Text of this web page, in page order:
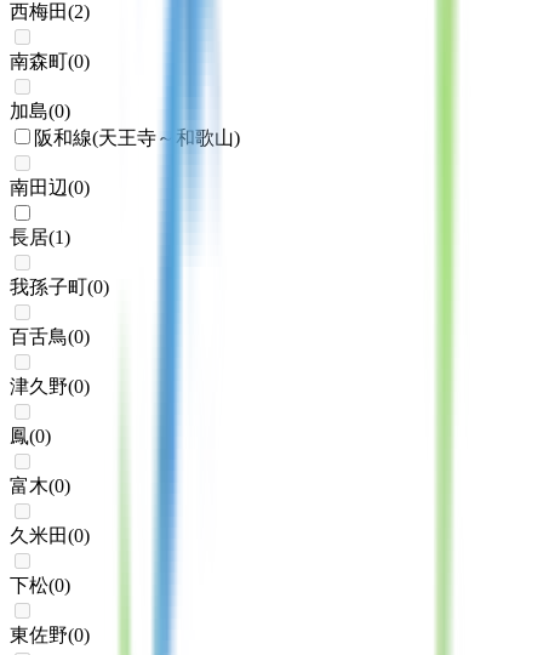
西梅田(2)
南森町(0)
加島(0)
阪和線(天王寺～和歌山)
南田辺(0)
長居(1)
我孫子町(0)
百舌鳥(0)
津久野(0)
鳳(0)
富木(0)
久米田(0)
下松(0)
東佐野(0)